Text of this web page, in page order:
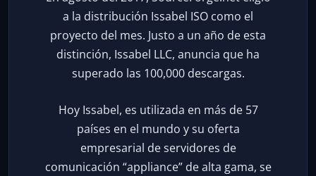
a la distribución Issabel ISO como el
proyecto del mes. Justo a un año de esta
distinción, Issabel LLC, anuncia que ha
superado las 100,000 descargas.
Hoy Issabel, es utilizada en más de 57
países en el mundo y su oferta
empresarial de servidores de
comunicación “appliance” de alta gama, se